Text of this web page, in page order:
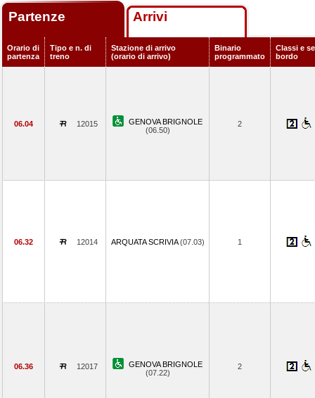
Partenze Arrivi
Orario di
partenza
Tipo e n. di
treno
Stazione di arrivo
(orario di arrivo)
Binario
programmato
Classi e
bordo
06.04 12015
GENOVA BRIGNOLE
(06.50)
2
06.32 12014 ARQUATA SCRIVIA(07.03) 1
06.36 12017
GENOVA BRIGNOLE
(07.22)
2